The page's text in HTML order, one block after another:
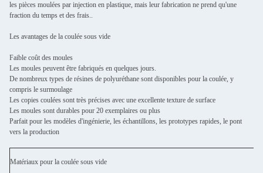
les pièces moulées par injection en plastique, mais leur fabrication ne prend qu'une
fraction du temps et des frais..
Les avantages de la coulée sous vide
Faible coût des moules
Les moules peuvent être fabriqués en quelques jours.
De nombreux types de résines de polyuréthane sont disponibles pour la coulée, y
compris le surmoulage
Les copies coulées sont très précises avec une excellente texture de surface
Les moules sont durables pour 20 exemplaires ou plus
Parfait pour les modèles d'ingénierie, les échantillons, les prototypes rapides, le pont
vers la production
Matériaux pour la coulée sous vide